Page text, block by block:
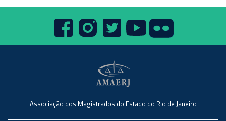
Associação dos Magistrados do Estado do Rio de Janeiro